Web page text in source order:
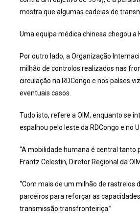
mostra que algumas cadeias de
Uma equipa médica chinesa chegou a
Por outro lado, a Organização
milhão de controlos realizados nas
circulação na RDCongo e nos países
eventuais casos.
Tudo isto, refere a OIM, enquanto se
espalhou pelo leste da RDCongo e no
“A mobilidade humana é central tanto
Frantz Celestin, Diretor Regional da
“Com mais de um milhão de rastreios
parceiros para reforçar as
transmissão transfronteiriça.”